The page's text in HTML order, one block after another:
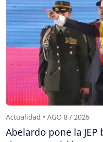
Actualidad • AGO 8 / 2026
Abelardo pone la